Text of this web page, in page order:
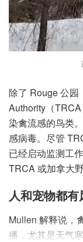
除了 Rouge 公园
Authority（
染禽流感的鸟类
感病毒。尽管
已经启动监测工
TRCA 或加拿大
人和宠物都有
Mullen 解释说，
播，尤其是天气